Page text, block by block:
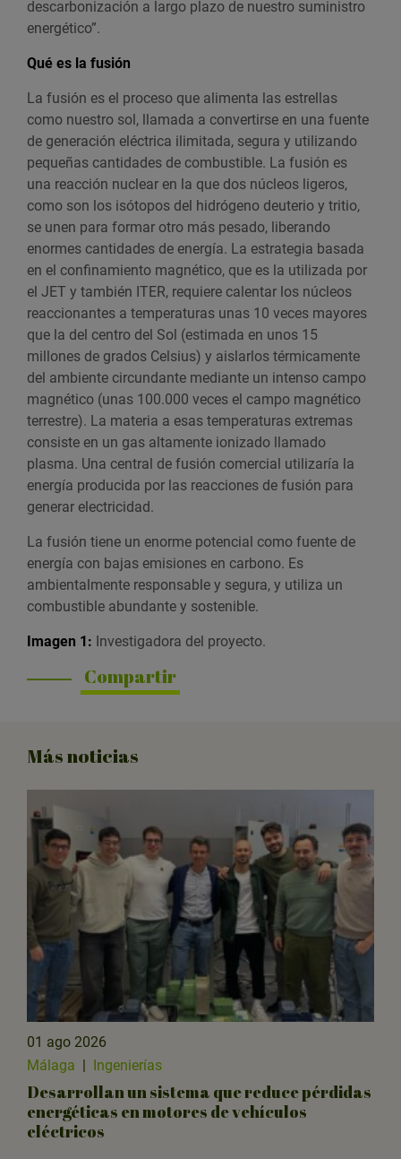
descarbonización a largo plazo de nuestro suministro
energético”.
Qué es la fusión
La fusión es el proceso que alimenta las estrellas
como nuestro sol, llamada a convertirse en una fuente
de generación eléctrica ilimitada, segura y utilizando
pequeñas cantidades de combustible. La fusión es
una reacción nuclear en la que dos núcleos ligeros,
como son los isótopos del hidrógeno deuterio y tritio,
se unen para formar otro más pesado, liberando
enormes cantidades de energía. La estrategia basada
en el confinamiento magnético, que es la utilizada por
el JET y también ITER, requiere calentar los núcleos
reaccionantes a temperaturas unas 10 veces mayores
que la del centro del Sol (estimada en unos 15
millones de grados Celsius) y aislarlos térmicamente
del ambiente circundante mediante un intenso campo
magnético (unas 100.000 veces el campo magnético
terrestre). La materia a esas temperaturas extremas
consiste en un gas altamente ionizado llamado
plasma. Una central de fusión comercial utilizaría la
energía producida por las reacciones de fusión para
generar electricidad.
La fusión tiene un enorme potencial como fuente de
energía con bajas emisiones en carbono. Es
ambientalmente responsable y segura, y utiliza un
combustible abundante y sostenible.
Imagen 1: Investigadora del proyecto.
Compartir
Más noticias
01 ago 2026
Málaga | Ingenierías
Desarrollan un sistema que reduce pérdidas
energéticas en motores de vehículos
eléctricos